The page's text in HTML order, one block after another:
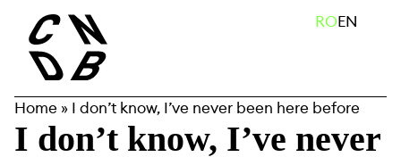
content
caută ROEN
Home » I don’t know, I’ve never been here before
I don’t know, I’ve never